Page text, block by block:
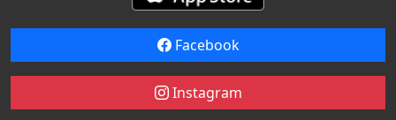
Facebook
Instagram